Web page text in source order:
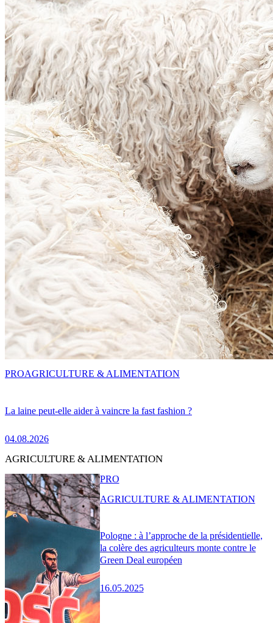
La laine peut-elle aider à vaincre la fast fashion ?
04.08.2026
PROAGRICULTURE & ALIMENTATION
AGRICULTURE & ALIMENTATION
Pologne : à l’approche de la présidentielle,
la colère des agriculteurs monte contre le
Green Deal européen
16.05.2025
PRO
AGRICULTURE & ALIMENTATION